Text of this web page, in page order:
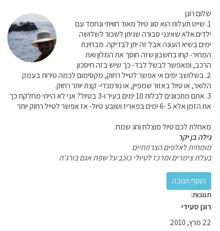
שלום רונן
1. שייט תעלות הוא סוג טיול מאוד חוויתי ונחמד עם
ילדים.אלא שאינני סבורה שניתן לשכור לשלושה
ימים בשיא העונה אבל זה יתן לבדיקה. מבחינת
המחיר- קחו בחשבון שזה חוסך את המלון ואת
הרכב, ומאפשר לבשל לבד- כך שיש בזה חיסכון.
2. בשלושב ימים אי אפשר לטייל רחוק, מקסימום לכמה טירות בעמק
הלואר, או טיול באזור שמפיין, או נורמנדי- קצת יותר רחוק.
3. אתם מתכוונים לבלות 10 ימים בעיר ו-3 בטיול? אני לא הייתי מחלקת כך
את הזמן אלא 5 -6 ימים בפאריז ושובע טיול- אז אפשר לטייל רחוק יותר
מאחלת לכם טיול מוצלח וחג שמח.
גילה בן יקר
מומחית לאלפים הצרפתיים
בעלת צימרים ומרכז לטיולי כוכב על שפת אגם בורג'ה
תגובות:
רונן סעידי
22 מרץ, 2010